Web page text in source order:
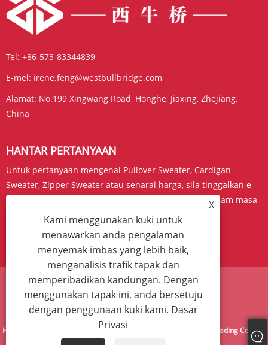
Tel: +86-573-83344839
E-mel: irene.feng@westbullbridge.com
Alamat: No.199 Xingwang Road, Honghe, Jiaxing, Zhejiang,
China
HANTAR PERTANYAAN
Untuk pertanyaan mengenai Pullover Sweater, Cardigan
Sweater, Zipper Sweater atau senarai harga, sila tinggalkan e-
mel anda kepada kami dan kami akan berhubung dalam masa
PERTANYAAN SEKARANG
Links Sitemap RSS XML Dasar Privasi
Hak Cipta © 2024 West Bull Bridge (Zhejiang) Import & Eksport Trading Co., Ltd.
X
Kami menggunakan kuki untuk
menawarkan anda pengalaman
menyemak imbas yang lebih baik,
menganalisis trafik tapak dan
memperibadikan kandungan. Dengan
menggunakan tapak ini, anda bersetuju
dengan penggunaan kuki kami. Dasar
Privasi